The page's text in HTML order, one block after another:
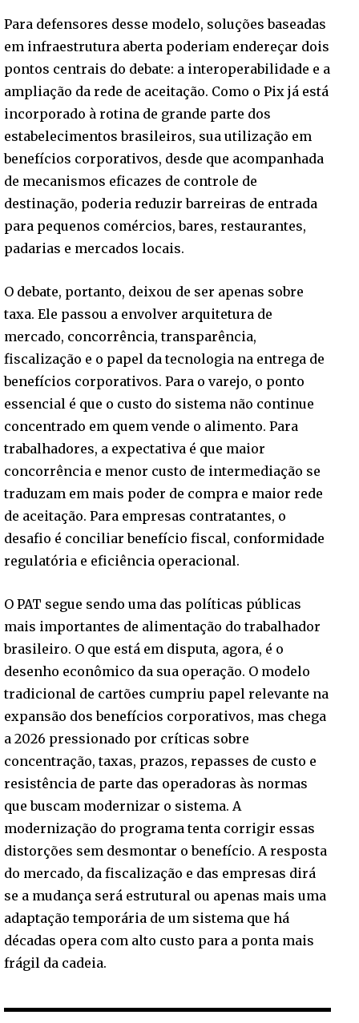
Para defensores desse modelo, soluções baseadas
em infraestrutura aberta poderiam endereçar dois
pontos centrais do debate: a interoperabilidade e a
ampliação da rede de aceitação. Como o Pix já está
incorporado à rotina de grande parte dos
estabelecimentos brasileiros, sua utilização em
benefícios corporativos, desde que acompanhada
de mecanismos eficazes de controle de
destinação, poderia reduzir barreiras de entrada
para pequenos comércios, bares, restaurantes,
padarias e mercados locais.
O debate, portanto, deixou de ser apenas sobre
taxa. Ele passou a envolver arquitetura de
mercado, concorrência, transparência,
fiscalização e o papel da tecnologia na entrega de
benefícios corporativos. Para o varejo, o ponto
essencial é que o custo do sistema não continue
concentrado em quem vende o alimento. Para
trabalhadores, a expectativa é que maior
concorrência e menor custo de intermediação se
traduzam em mais poder de compra e maior rede
de aceitação. Para empresas contratantes, o
desafio é conciliar benefício fiscal, conformidade
regulatória e eficiência operacional.
O PAT segue sendo uma das políticas públicas
mais importantes de alimentação do trabalhador
brasileiro. O que está em disputa, agora, é o
desenho econômico da sua operação. O modelo
tradicional de cartões cumpriu papel relevante na
expansão dos benefícios corporativos, mas chega
a 2026 pressionado por críticas sobre
concentração, taxas, prazos, repasses de custo e
resistência de parte das operadoras às normas
que buscam modernizar o sistema. A
modernização do programa tenta corrigir essas
distorções sem desmontar o benefício. A resposta
do mercado, da fiscalização e das empresas dirá
se a mudança será estrutural ou apenas mais uma
adaptação temporária de um sistema que há
décadas opera com alto custo para a ponta mais
frágil da cadeia.